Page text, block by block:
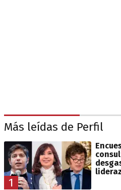
Más leídas de Perfil
1